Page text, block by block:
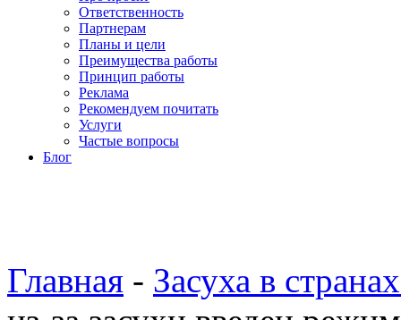
Ответственность
Партнерам
Планы и цели
Преимущества работы
Принцип работы
Реклама
Рекомендуем почитать
Услуги
Частые вопросы
Блог
Главная - Засуха в